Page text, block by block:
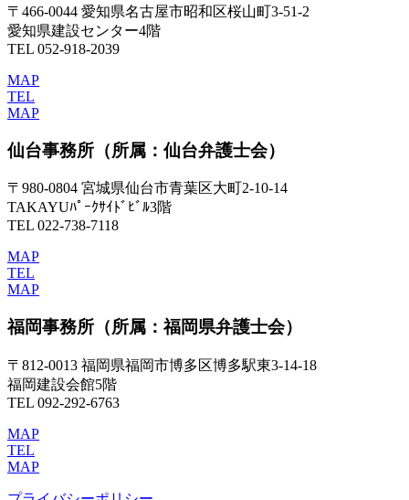
〒466-0044 愛知県名古屋市昭和区桜山町3-51-2
愛知県建設センター4階
TEL 052-918-2039
MAP
TEL
MAP
仙台事務所 （所属：仙台弁護士会）
〒980-0804 宮城県仙台市青葉区大町2-10-14
TAKAYUﾊﾟｰｸｻｲﾄﾞﾋﾞﾙ3階
TEL 022-738-7118
MAP
TEL
MAP
福岡事務所 （所属：福岡県弁護士会）
〒812-0013 福岡県福岡市博多区博多駅東3-14-18
福岡建設会館5階
TEL 092-292-6763
MAP
TEL
MAP